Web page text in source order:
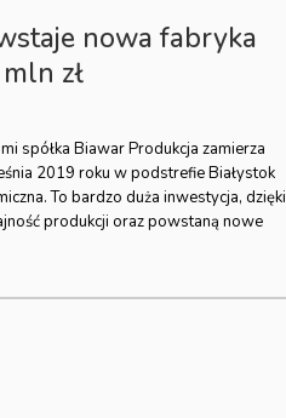
nowa fabryka
zł
spółka Biawar Produkcja zamierza
2019 roku w podstrefie Białystok
To bardzo duża inwestycja, dzięki
produkcji oraz powstaną nowe